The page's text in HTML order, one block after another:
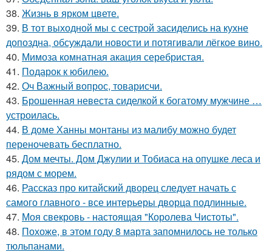
38. Жизнь в ярком цвете.
39. В тот выходной мы с сестрой засиделись на кухне
допоздна, обсуждали новости и потягивали лёгкое вино.
40. Мимоза комнатная акация серебристая.
41. Подарок к юбилею.
42. Оч Важный вопрос, товарисчи.
43. Брошенная невеста сиделкой к богатому мужчине …
устроилась.
44. В доме Ханны монтаны из малибу можно будет
переночевать бесплатно.
45. Дом мечты. Дом Джулии и Тобиаса на опушке леса и
рядом с морем.
46. Рассказ про китайский дворец следует начать с
самого главного - все интерьеры дворца подлинные.
47. Моя свекровь - настоящая "Королева Чистоты".
48. Похоже, в этом году 8 марта запомнилось не только
тюльпанами.